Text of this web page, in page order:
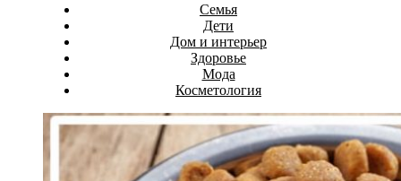
Семья
Дети
Дом и интерьер
Здоровье
Мода
Косметология